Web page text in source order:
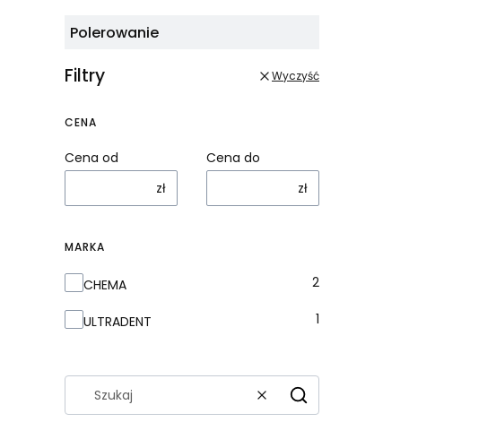
Polerowanie
Filtry Wyczyść
CENA
Cena od
zł
Cena do
zł
MARKA
Marka
CHEMA 2
ULTRADENT 1
WyczyśćSzukaj